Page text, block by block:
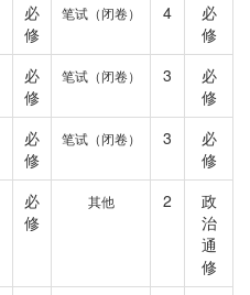
必
修
笔试（闭卷） 4
必
修
必
修
笔试（闭卷） 3
必
修
必
修
笔试（闭卷） 3
必
修
必
修
其他 2
政
治
通
修